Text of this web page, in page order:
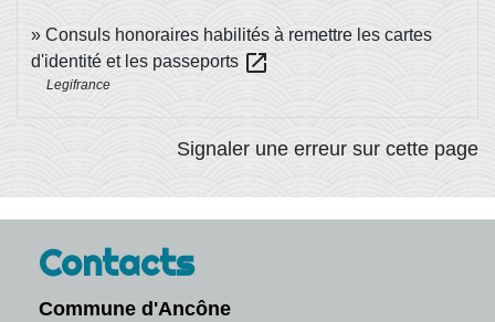
Consuls honoraires habilités à remettre les cartes
d'identité et les passeports open_in_new
Legifrance
Signaler une erreur sur cette page
Contacts
Commune d'Ancône